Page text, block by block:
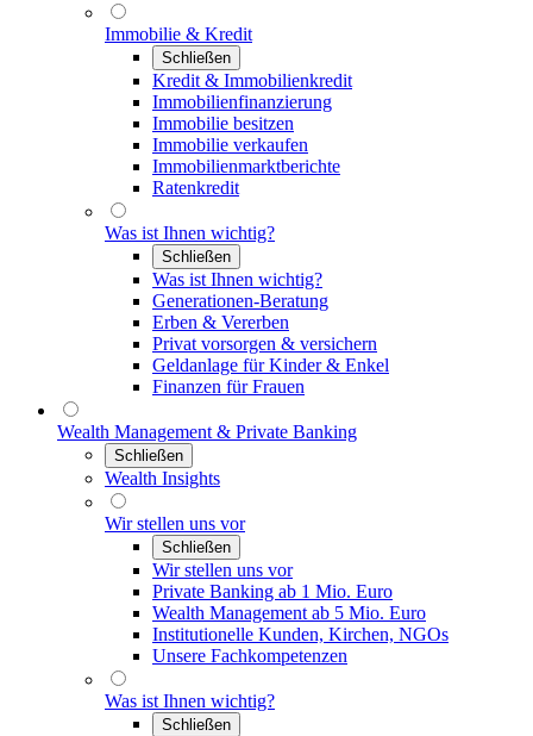
Immobilie & Kredit
Schließen
Kredit & Immobilienkredit
Immobilienfinanzierung
Immobilie besitzen
Immobilie verkaufen
Immobilienmarktberichte
Ratenkredit
Was ist Ihnen wichtig?
Schließen
Was ist Ihnen wichtig?
Generationen-Beratung
Erben & Vererben
Privat vorsorgen & versichern
Geldanlage für Kinder & Enkel
Finanzen für Frauen
Wealth Management & Private Banking
Schließen
Wealth Insights
Wir stellen uns vor
Schließen
Wir stellen uns vor
Private Banking ab 1 Mio. Euro
Wealth Management ab 5 Mio. Euro
Institutionelle Kunden, Kirchen, NGOs
Unsere Fachkompetenzen
Was ist Ihnen wichtig?
Schließen